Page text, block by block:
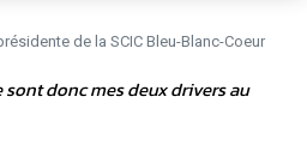
de la SCIC Bleu-Blanc-Coeur
sont donc mes deux drivers au